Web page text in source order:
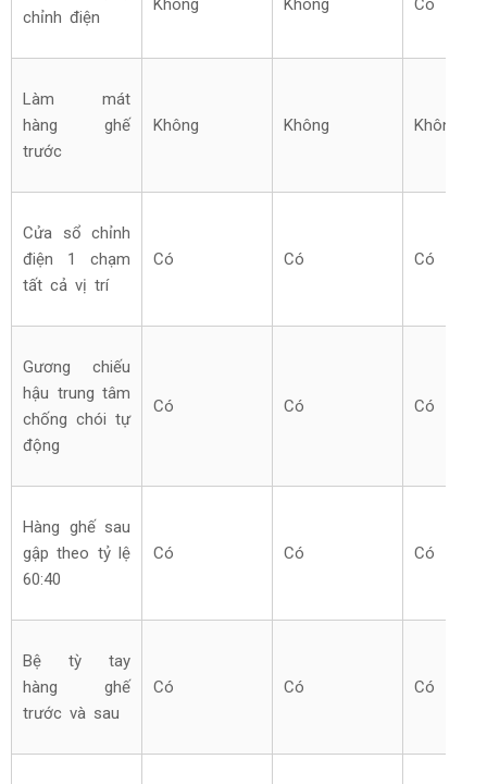
chỉnh điện
Không Không Có
Làm mát
hàng ghế
trước
Không Không Không
Cửa sổ chỉnh
điện 1 chạm
tất cả vị trí
Có Có Có
Gương chiếu
hậu trung tâm
chống chói tự
động
Có Có Có
Hàng ghế sau
gập theo tỷ lệ
60:40
Có Có Có
Bệ tỳ tay
hàng ghế
trước và sau
Có Có Có